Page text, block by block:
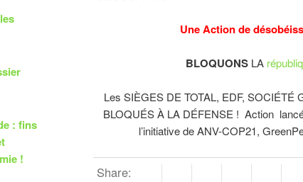
Une Action de
BLOQUONS LA
Les SIÈGES DE TOTAL, EDF,
BLOQUÉS À LA DÉFENSE ! Action
l’initiative de ANV-COP21,
Share:
: fins
!